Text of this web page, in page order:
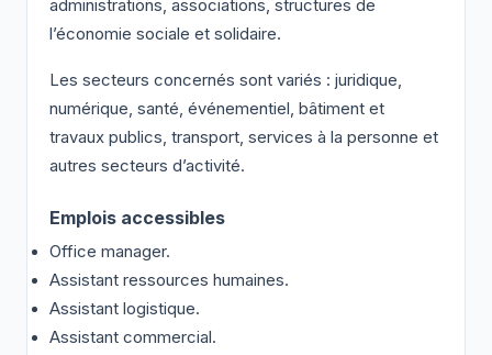
administrations, associations, structures de
l’économie sociale et solidaire.
Les secteurs concernés sont variés : juridique,
numérique, santé, événementiel, bâtiment et
travaux publics, transport, services à la personne et
autres secteurs d’activité.
Emplois accessibles
Office manager.
Assistant ressources humaines.
Assistant logistique.
Assistant commercial.